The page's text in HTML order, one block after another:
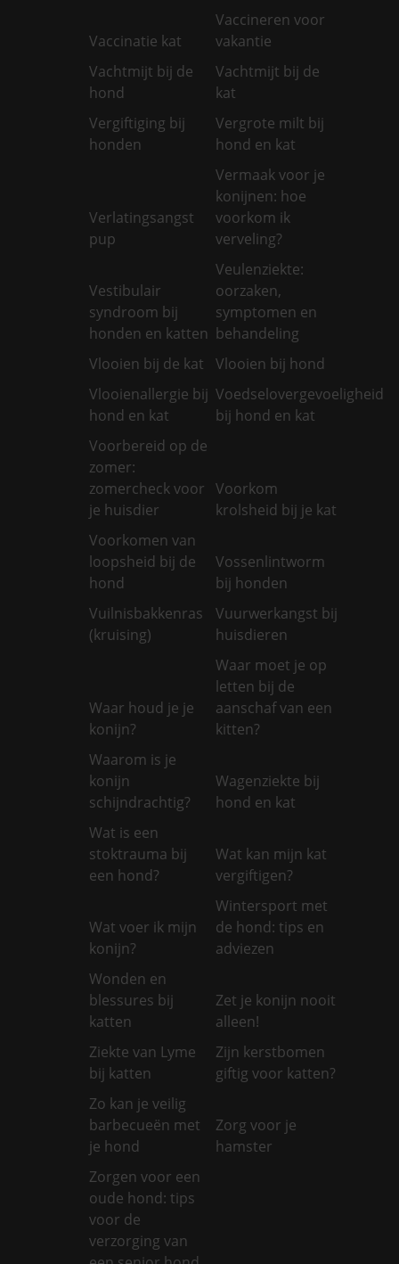
Vaccinatie kat
Vaccineren voor
vakantie
Vachtmijt bij de
hond
Vachtmijt bij de
kat
Vergiftiging bij
honden
Vergrote milt bij
hond en kat
Verlatingsangst
pup
Vermaak voor je
konijnen: hoe
voorkom ik
verveling?
Vestibulair
syndroom bij
honden en katten
Veulenziekte:
oorzaken,
symptomen en
behandeling
Vlooien bij de kat
Vlooien bij hond
Vlooienallergie bij
hond en kat
Voedselovergevoeligheid
bij hond en kat
Voorbereid op de
zomer:
zomercheck voor
je huisdier
Voorkom
krolsheid bij je kat
Voorkomen van
loopsheid bij de
hond
Vossenlintworm
bij honden
Vuilnisbakkenras
(kruising)
Vuurwerkangst bij
huisdieren
Waar houd je je
konijn?
Waar moet je op
letten bij de
aanschaf van een
kitten?
Waarom is je
konijn
schijndrachtig?
Wagenziekte bij
hond en kat
Wat is een
stoktrauma bij
een hond?
Wat kan mijn kat
vergiftigen?
Wat voer ik mijn
konijn?
Wintersport met
de hond: tips en
adviezen
Wonden en
blessures bij
katten
Zet je konijn nooit
alleen!
Ziekte van Lyme
bij katten
Zijn kerstbomen
giftig voor katten?
Zo kan je veilig
barbecueën met
je hond
Zorg voor je
hamster
Zorgen voor een
oude hond: tips
voor de
verzorging van